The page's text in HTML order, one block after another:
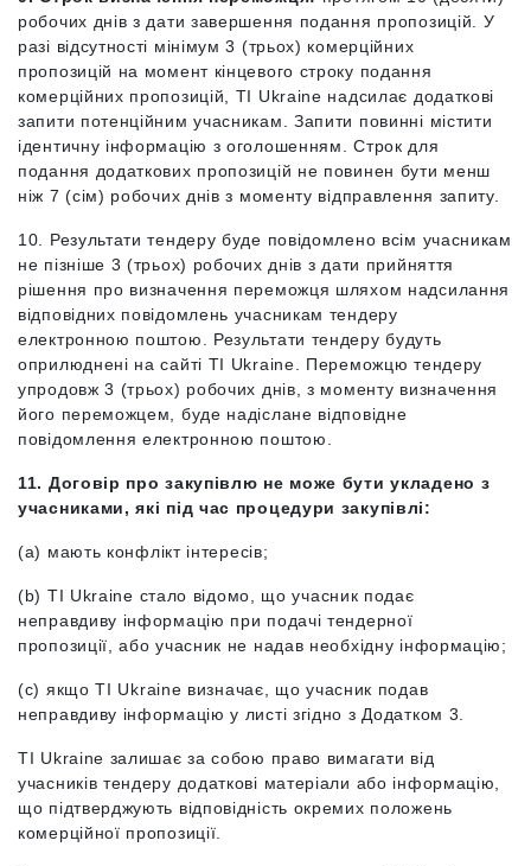
робочих днів з дати завершення подання пропозицій. У
разі відсутності мінімум 3 (трьох) комерційних
пропозицій на момент кінцевого строку подання
комерційних пропозицій, TI Ukraine надсилає додаткові
запити потенційним учасникам. Запити повинні містити
ідентичну інформацію з оголошенням. Строк для
подання додаткових пропозицій не повинен бути менш
ніж 7 (сім) робочих днів з моменту відправлення запиту.
10. Результати тендеру буде повідомлено всім учасникам
не пізніше 3 (трьох) робочих днів з дати прийняття
рішення про визначення переможця шляхом надсилання
відповідних повідомлень учасникам тендеру
електронною поштою. Результати тендеру будуть
оприлюднені на сайті TI Ukraine. Переможцю тендеру
упродовж 3 (трьох) робочих днів, з моменту визначення
його переможцем, буде надіслане відповідне
повідомлення електронною поштою.
11. Договір про закупівлю не може бути укладено з
учасниками, які під час процедури закупівлі:
(a) мають конфлікт інтересів;
(b) TI Ukraine стало відомо, що учасник подає
неправдиву інформацію при подачі тендерної
пропозиції, або учасник не надав необхідну інформацію;
(c) якщо TI Ukraine визначає, що учасник подав
неправдиву інформацію у листі згідно з Додатком 3.
TI Ukraine залишає за собою право вимагати від
учасників тендеру додаткові матеріали або інформацію,
що підтверджують відповідність окремих положень
комерційної пропозиції.